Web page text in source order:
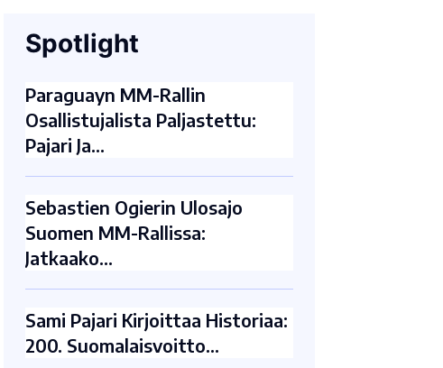
Spotlight
Paraguayn MM-Rallin
Osallistujalista Paljastettu:
Pajari Ja…
Sebastien Ogierin Ulosajo
Suomen MM-Rallissa:
Jatkaako…
Sami Pajari Kirjoittaa Historiaa:
200. Suomalaisvoitto…